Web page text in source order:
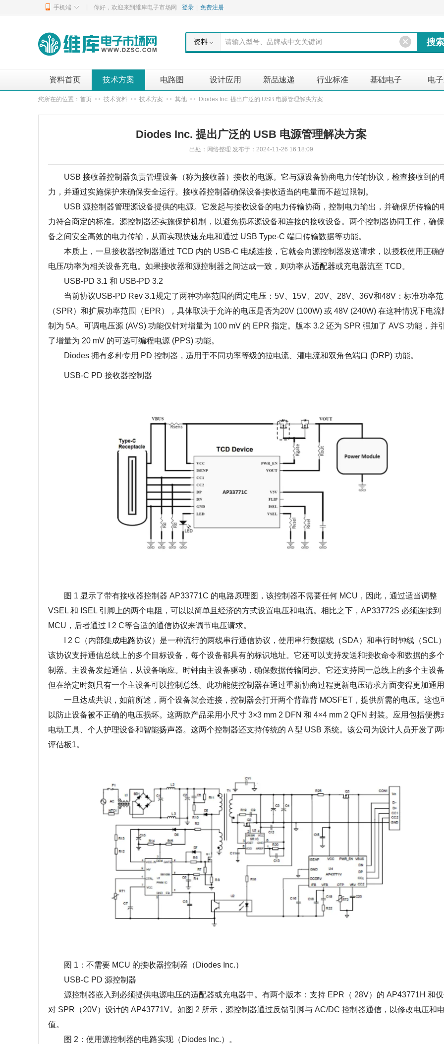
手机端 你好，欢迎来到维库电子市场网 登录 免费注册
资料
资料首页 技术方案 电路图 设计应用 新品速递 行业标准 基础电子 电
您所在的位置： 首页 >> 技术资料 >> 技术方案 >> 其他 >> Diodes Inc. 提出广泛的 USB 电源管理解决方案
Diodes Inc. 提出广泛的 USB 电源管理解决方案
出处：网络整理 发布于：2024-11-26 16:18:09
USB 接收器控制器负责管理设备（称为接收器）接收的电源。它与源设备协商电力传输协议，检查接收到的
力，并通过实施保护来确保安全运行。接收器控制器确保设备接收适当的电量而不超过限制。
USB 源控制器管理源设备提供的电源。它发起与接收设备的电力传输协商，控制电力输出，并确保所传输的
力符合商定的标准。源控制器还实施保护机制，以避免损坏源设备和连接的接收设备。两个控制器协同工作，确
备之间安全高效的电力传输，从而实现快速充电和通过 USB Type-C 端口传输数据等功能。
本质上，一旦接收器控制器通过 TCD 内的 USB-C 电缆连接，它就会向源控制器发送请求，以授权使用正确
电压/功率为相关设备充电。如果接收器和源控制器之间达成一致，则功率从适配器或充电器流至 TCD。
USB-PD 3.1 和 USB-PD 3.2
当前协议USB-PD Rev 3.1规定了两种功率范围的固定电压：5V、15V、20V、28V、36V和48V：标准功率范
（SPR）和扩展功率范围（EPR），具体取决于允许的电压是否为20V (100W) 或 48V (240W) 在这种情况下电流
制为 5A。可调电压源 (AVS) 功能仅针对增量为 100 mV 的 EPR 指定。版本 3.2 还为 SPR 强加了 AVS 功能，并
了增量为 20 mV 的可选可编程电源 (PPS) 功能。
Diodes 拥有多种专用 PD 控制器，适用于不同功率等级的拉电流、灌电流和双角色端口 (DRP) 功能。
USB-C PD 接收器控制器
图 1 显示了带有接收器控制器 AP33771C 的电路原理图，该控制器不需要任何 MCU，因此，通过适当调整
VSEL 和 ISEL 引脚上的两个电阻，可以以简单且经济的方式设置电压和电流。相比之下，AP33772S 必须连接到
MCU，后者通过 I 2 C等合适的通信协议来调节电压请求。
I 2 C（内部集成电路协议）是一种流行的两线串行通信协议，使用串行数据线（SDA）和串行时钟线（SCL）
该协议支持通信总线上的多个目标设备，每个设备都具有的标识地址。它还可以支持发送和接收命令和数据的多
制器。主设备发起通信，从设备响应。时钟由主设备驱动，确保数据传输同步。它还支持同一总线上的多个主设备
但在给定时刻只有一个主设备可以控制总线。此功能使控制器在通过重新协商过程更新电压请求方面变得更加通用
一旦达成共识，如前所述，两个设备就会连接，控制器会打开两个背靠背 MOSFET，提供所需的电压。这也
以防止设备被不正确的电压损坏。这两款产品采用小尺寸 3×3 mm 2 DFN 和 4×4 mm 2 QFN 封装。应用包括便携
电动工具、个人护理设备和智能扬声器。这两个控制器还支持传统的 A 型 USB 系统。该公司为设计人员开发了两
评估板1。
图 1：不需要 MCU 的接收器控制器（Diodes Inc.）
USB-C PD 源控制器
源控制器嵌入到必须提供电源电压的适配器或充电器中。有两个版本：支持 EPR（ 28V）的 AP43771H 和
对 SPR（20V）设计的 AP43771V。如图 2 所示，源控制器通过反馈引脚与 AC/DC 控制器通信，以修改电压和
值。
图 2：使用源控制器的电路实现（Diodes Inc.）。